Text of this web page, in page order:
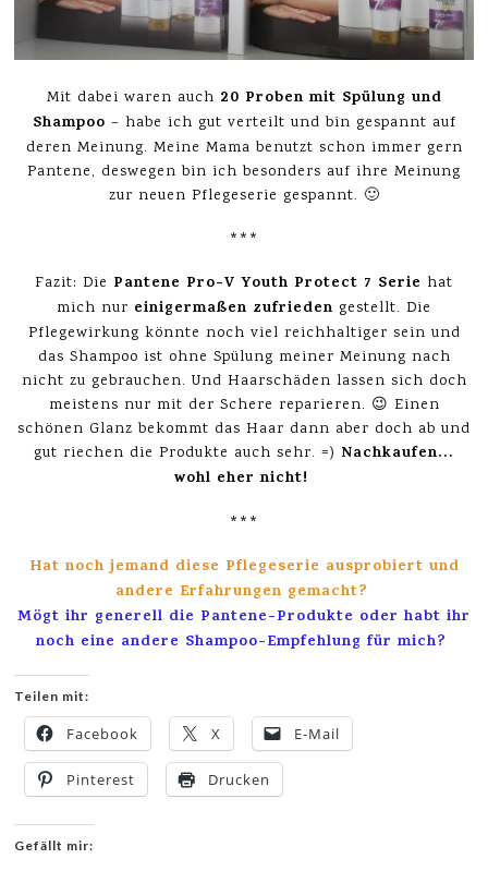
Mit dabei waren auch 20 Proben mit Spülung und
Shampoo – habe ich gut verteilt und bin gespannt auf
deren Meinung. Meine Mama benutzt schon immer gern
Pantene, deswegen bin ich besonders auf ihre Meinung
zur neuen Pflegeserie gespannt. 🙂
***
Fazit: Die Pantene Pro-V Youth Protect 7 Serie hat
mich nur einigermaßen zufrieden gestellt. Die
Pflegewirkung könnte noch viel reichhaltiger sein und
das Shampoo ist ohne Spülung meiner Meinung nach
nicht zu gebrauchen. Und Haarschäden lassen sich doch
meistens nur mit der Schere reparieren. 😉 Einen
schönen Glanz bekommt das Haar dann aber doch ab und
gut riechen die Produkte auch sehr. =) Nachkaufen…
wohl eher nicht!
***
Hat noch jemand diese Pflegeserie ausprobiert und
andere Erfahrungen gemacht?
Mögt ihr generell die Pantene-Produkte oder habt ihr
noch eine andere Shampoo-Empfehlung für mich?
Teilen mit:
Facebook X E-Mail
Pinterest Drucken
Gefällt mir: